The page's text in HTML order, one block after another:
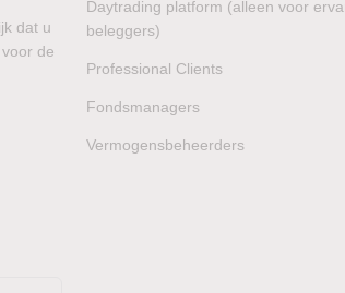
dat u
de
Daytrading platform (alleen voor
beleggers)
Professional Clients
Fondsmanagers
Vermogensbeheerders